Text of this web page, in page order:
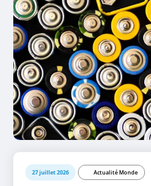
27 juillet 2026 Actualité Monde